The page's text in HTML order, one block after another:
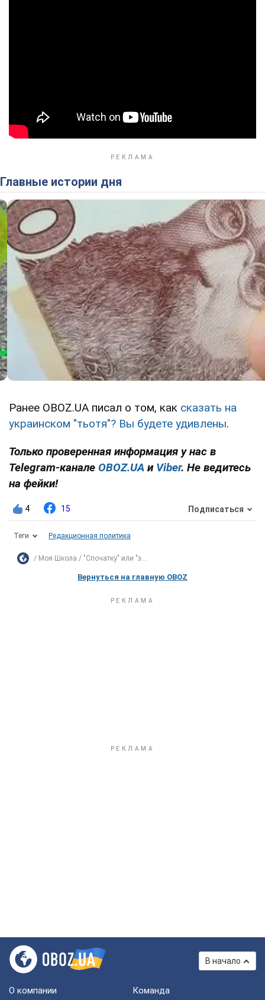
Главные истории дня
Ранее OBOZ.UA писал о том, как сказать на
украинском "тьотя"? Вы будете удивлены.
Только проверенная информация у нас в
Telegram-канале OBOZ.UA и Viber. Не ведитесь
на фейки!
4 15 Подписаться
Теги Редакционная политика
Моя Школа "Спочатку" или "з...
Вернуться на главную OBOZ
В начало
О компании Команда